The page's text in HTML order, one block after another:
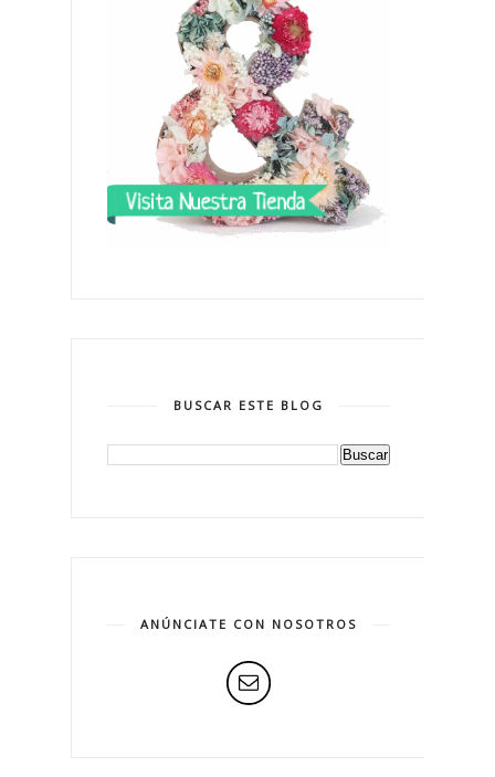
BUSCAR ESTE BLOG
ANÚNCIATE CON NOSOTROS